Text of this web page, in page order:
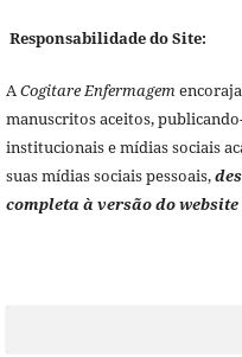
Responsabilidade do Site:
ACogitare Enfermagem
manuscritos aceitos,
institucionais e mídias sociais
suas mídias sociais pessoais,
completa à versão do